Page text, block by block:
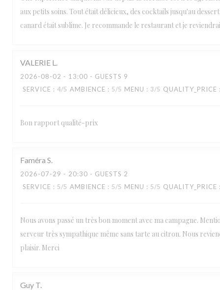
aux petits soins. Tout était délicieux, des cocktails jusqu'au
canard était sublime. Je recommande le restaurant et je
VALERIE L
2026-08-02 - 13:00 - GUESTS 9
SERVICE : 4/5 AMBIENCE : 5/5 MENU : 3/5 QUALITY_PRICE
Bon rapport qualité-prix
Faméra S
2026-07-29 - 20:30 - GUESTS 2
SERVICE : 5/5 AMBIENCE : 5/5 MENU : 5/5 QUALITY_PRICE
Nous avons passé un très bon moment avec ma campagne.
serveur très sympathique même sans tarte au citron. Nous
plaisir. Merci
Guy T